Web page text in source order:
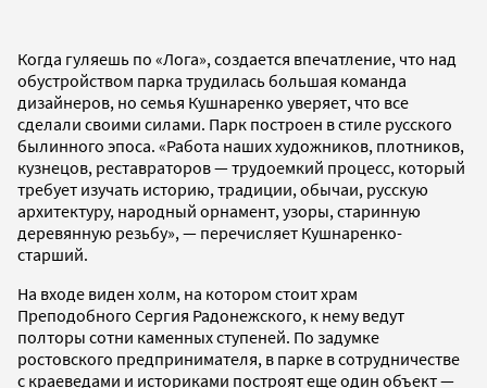
Когда гуляешь по «Лога», создается впечатление, что над
обустройством парка трудилась большая команда
дизайнеров, но семья Кушнаренко уверяет, что все
сделали своими силами. Парк построен в стиле русского
былинного эпоса. «Работа наших художников, плотников,
кузнецов, реставраторов — трудоемкий процесс, который
требует изучать историю, традиции, обычаи, русскую
архитектуру, народный орнамент, узоры, старинную
деревянную резьбу», — перечисляет Кушнаренко-
старший.
На входе виден холм, на котором стоит храм
Преподобного Сергия Радонежского, к нему ведут
полторы сотни каменных ступеней. По задумке
ростовского предпринимателя, в парке в сотрудничестве
с краеведами и историками построят еще один объект —